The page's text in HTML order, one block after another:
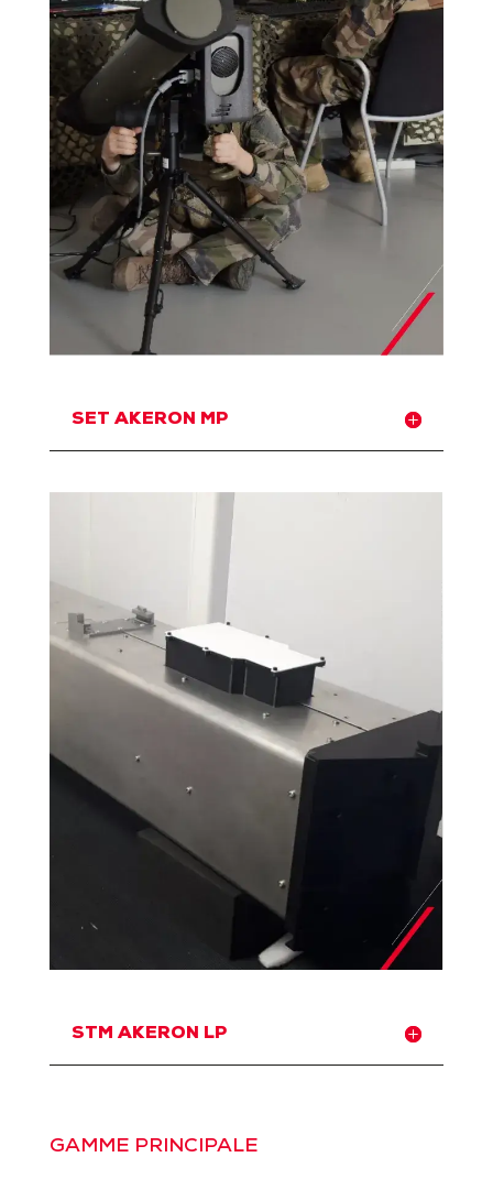
SET AKERON MP
STM AKERON LP
GAMME PRINCIPALE